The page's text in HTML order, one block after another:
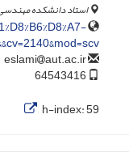
استاد دانشکده
aut.ac.ir
h-index:59